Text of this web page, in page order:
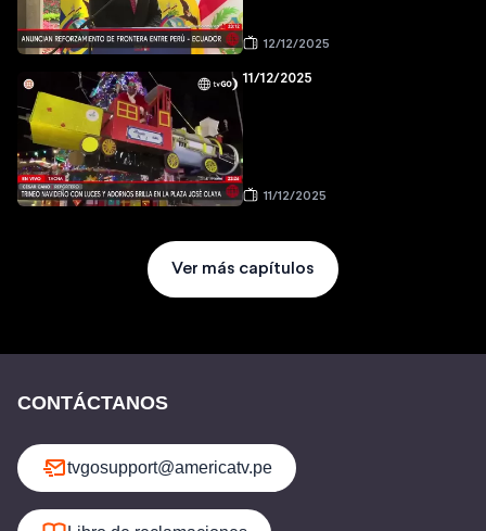
12/12/2025
11/12/2025
11/12/2025
Ver más capítulos
CONTÁCTANOS
tvgosupport@americatv.pe